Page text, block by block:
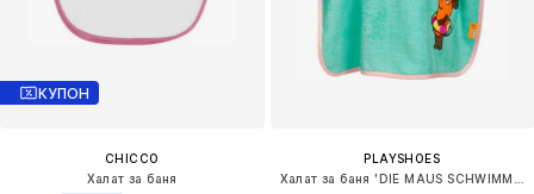
КУПОН
CHICCO
Халат за баня
PLAYSHOES